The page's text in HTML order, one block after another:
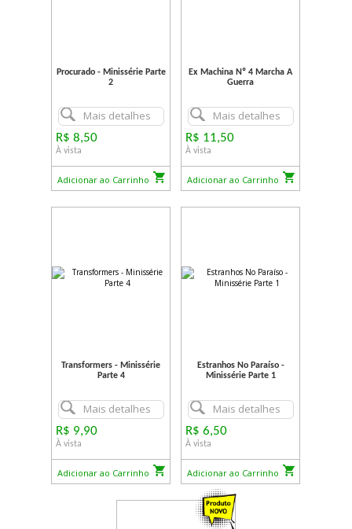
Procurado - Minissérie Parte
2
Mais detalhes
R$ 8,50
À vista
Adicionar ao Carrinho
Ex Machina Nº 4 Marcha A
Guerra
Mais detalhes
R$ 11,50
À vista
Adicionar ao Carrinho
Transformers - Minissérie
Parte 4
Mais detalhes
R$ 9,90
À vista
Adicionar ao Carrinho
Estranhos No Paraíso -
Minissérie Parte 1
Mais detalhes
R$ 6,50
À vista
Adicionar ao Carrinho